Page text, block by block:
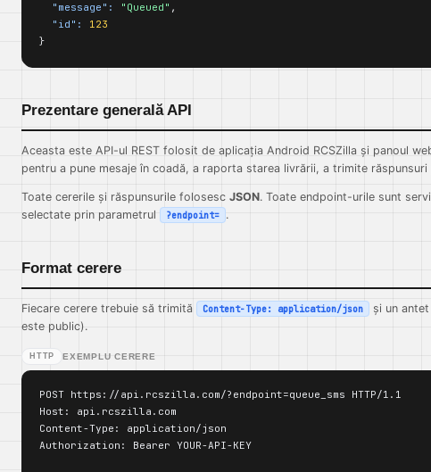
"message":
"Queued" ,
"id":
123
}
Prezentare generală API
Aceasta este API-ul REST folosit de aplicația Android RCSZilla și panoul
pentru a pune mesaje în coadă, a raporta starea livrării, a trimite
Toate cererile și răspunsurile folosesc JSON. Toate endpoint-urile sunt
selectate prin parametrul
?endpoint= .
Format cerere
Fiecare cerere trebuie să trimită Content-Type: application/json și un
este public).
HTTP EXEMPLU CERERE
POST https://api.rcszilla.com/?endpoint=queue_sms HTTP/1.1
Host: api.rcszilla.com
Content-Type: application/json
Authorization: Bearer YOUR-API-KEY